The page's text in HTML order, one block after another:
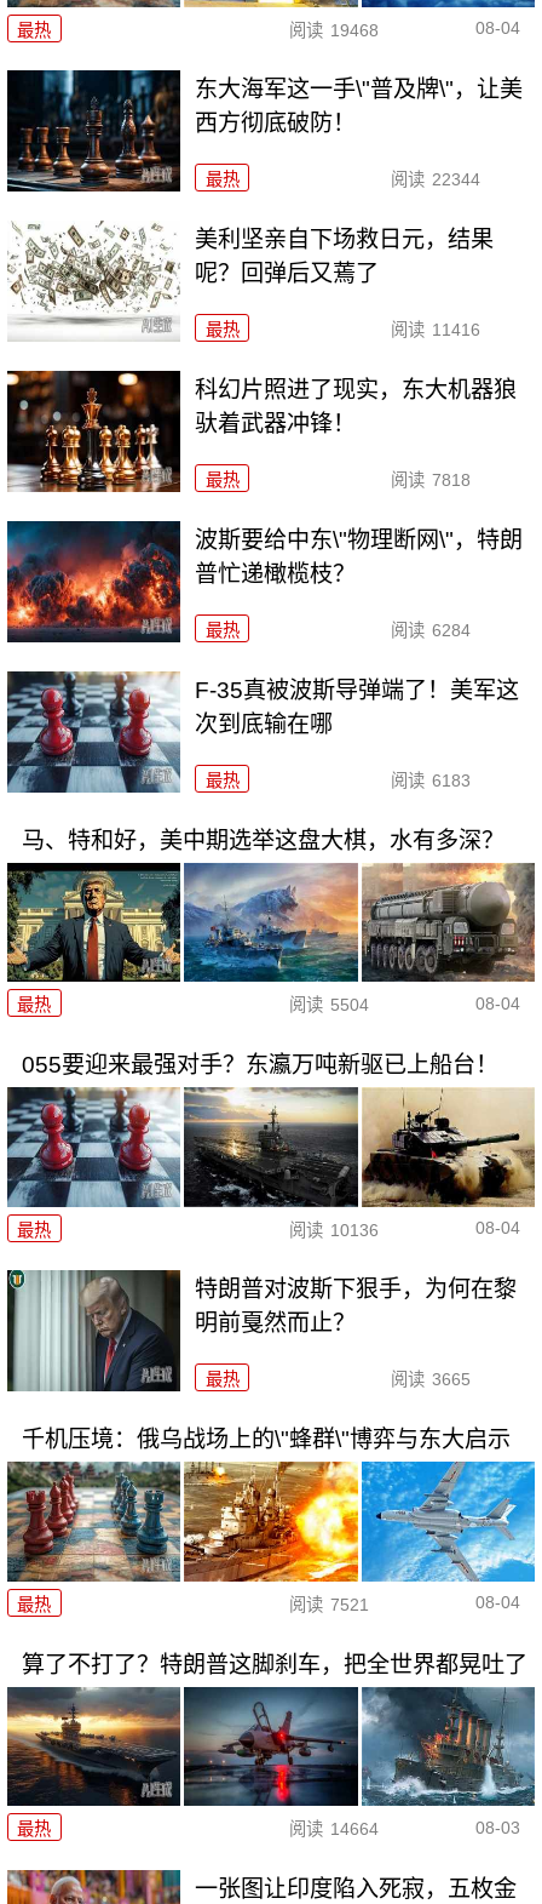
最热 阅读 19468 08-04
东大海军这一手\"普及牌\"，让美
西方彻底破防！
最热 阅读 22344
美利坚亲自下场救日元，结果
呢？回弹后又蔫了
最热 阅读 11416
科幻片照进了现实，东大机器狼
驮着武器冲锋！
最热 阅读 7818
波斯要给中东\"物理断网\"，特朗
普忙递橄榄枝？
最热 阅读 6284
F-35真被波斯导弹端了！美军这
次到底输在哪
最热 阅读 6183
马、特和好，美中期选举这盘大棋，水有多深？
最热 阅读 5504 08-04
055要迎来最强对手？东瀛万吨新驱已上船台！
最热 阅读 10136 08-04
特朗普对波斯下狠手，为何在黎
明前戛然而止？
最热 阅读 3665
千机压境：俄乌战场上的\"蜂群\"博弈与东大启示
最热 阅读 7521 08-04
算了不打了？特朗普这脚刹车，把全世界都晃吐了
最热 阅读 14664 08-03
一张图让印度陷入死寂，五枚金